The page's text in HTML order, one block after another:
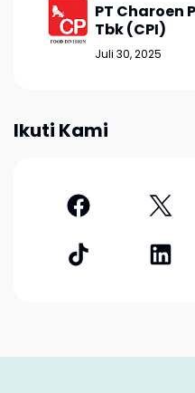
PT Charoen
Tbk (CPI)
Juli 30, 2025
Ikuti Kami